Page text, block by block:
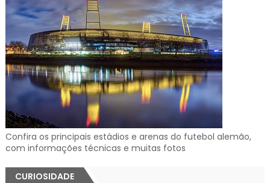
Confira os principais estádios e arenas do futebol alemão,
com informações técnicas e muitas fotos
CURIOSIDADE